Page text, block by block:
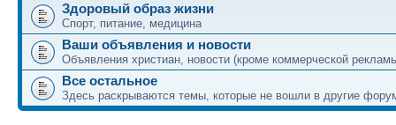
Здоровый образ жизни
Спорт, питание, медицина
Ваши объявления и новости
Объявления христиан, новости (кроме коммерческой
Все остальное
Здесь раскрываются темы, которые не вошли в другие